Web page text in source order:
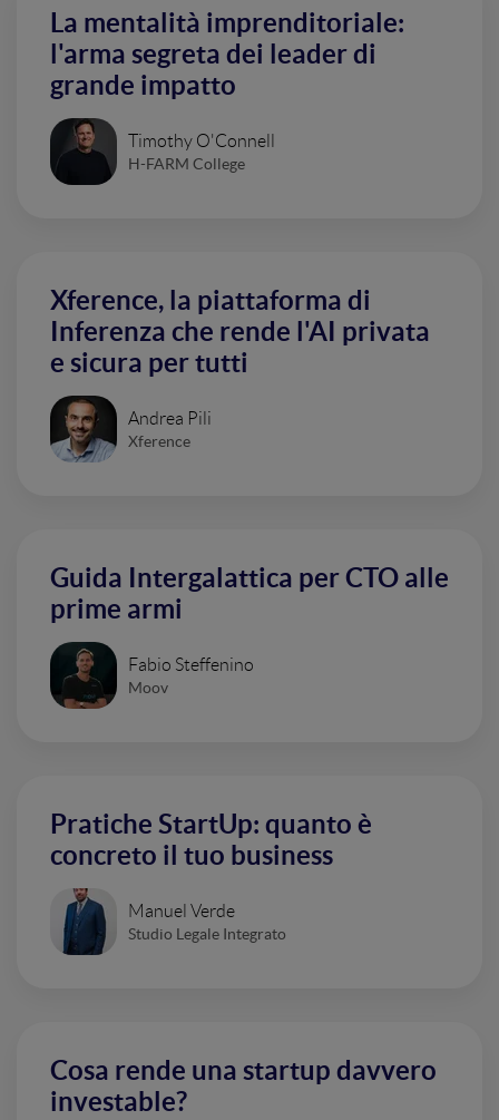
La mentalità imprenditoriale:
l'arma segreta dei leader di
grande impatto
Timothy O'Connell
H-FARM College
Xference, la piattaforma di
Inferenza che rende l'AI privata
e sicura per tutti
Andrea Pili
Xference
Guida Intergalattica per CTO alle
prime armi
Fabio Steffenino
Moov
Pratiche StartUp: quanto è
concreto il tuo business
Manuel Verde
Studio Legale Integrato
Cosa rende una startup davvero
investable?